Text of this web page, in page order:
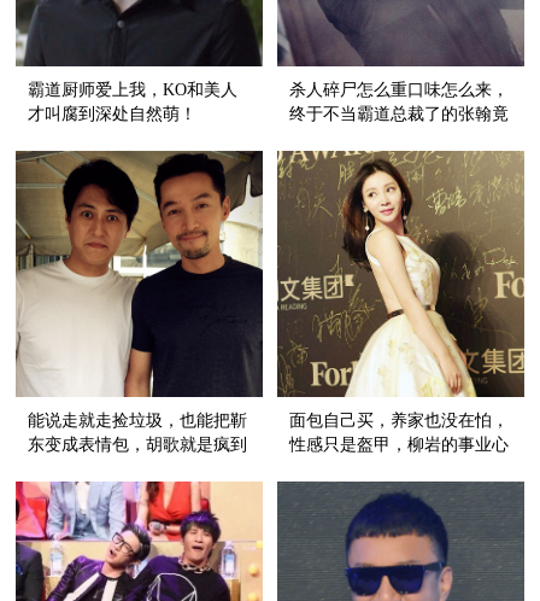
霸道厨师爱上我，KO和美人
才叫腐到深处自然萌！
杀人碎尸怎么重口味怎么来，
终于不当霸道总裁了的张翰竟
能说走就走捡垃圾，也能把靳
东变成表情包，胡歌就是疯到
面包自己买，养家也没在怕，
性感只是盔甲，柳岩的事业心